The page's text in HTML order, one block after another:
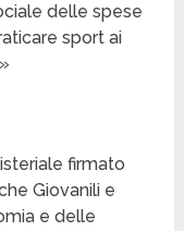
delle spese
sport ai
firmato
Giovanili e
e delle